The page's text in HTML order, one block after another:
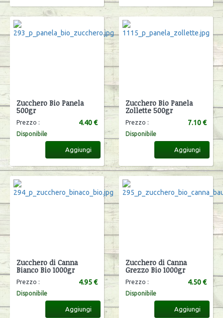
Zucchero Bio Panela
500gr
Prezzo : 4.40 €
Disponibile
Aggiungi
Zucchero Bio Panela
Zollette 500gr
Prezzo : 7.10 €
Disponibile
Aggiungi
Zucchero di Canna
Bianco Bio 1000gr
Prezzo : 4.95 €
Disponibile
Aggiungi
Zucchero di Canna
Grezzo Bio 1000gr
Prezzo : 4.50 €
Disponibile
Aggiungi